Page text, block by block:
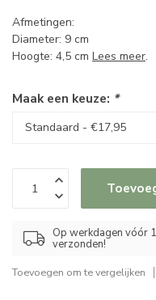
Afmetingen:
Diameter: 9 cm
Hoogte: 4,5 cm Lees meer.
Maak een keuze: *
Op werkdagen vóór
verzonden!
Toevoegen om te vergelijken